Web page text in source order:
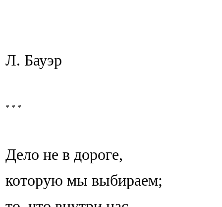
Л. Бауэр
* * *
Дело не в дороге,
которую мы выбираем;